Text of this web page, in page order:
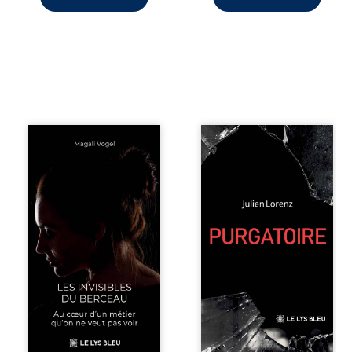
Qui prend soin de
celles et ceux
confions nos
enfants ? Derrière
la douceur
apparente des
maisons d’accueil
se joue une réalité
que nul ne
soupçonne :
rémunérations
dérisoires,
solitude,
épuisement,
responsabilités
Vingt années
d’écriture, de
blessures,
d’émotions et de
pensées se
rencontrent dans
profondément
intime. Entre
poèmes bruts,
pamphlets et
réflexions
philosophiques,
chaque texte